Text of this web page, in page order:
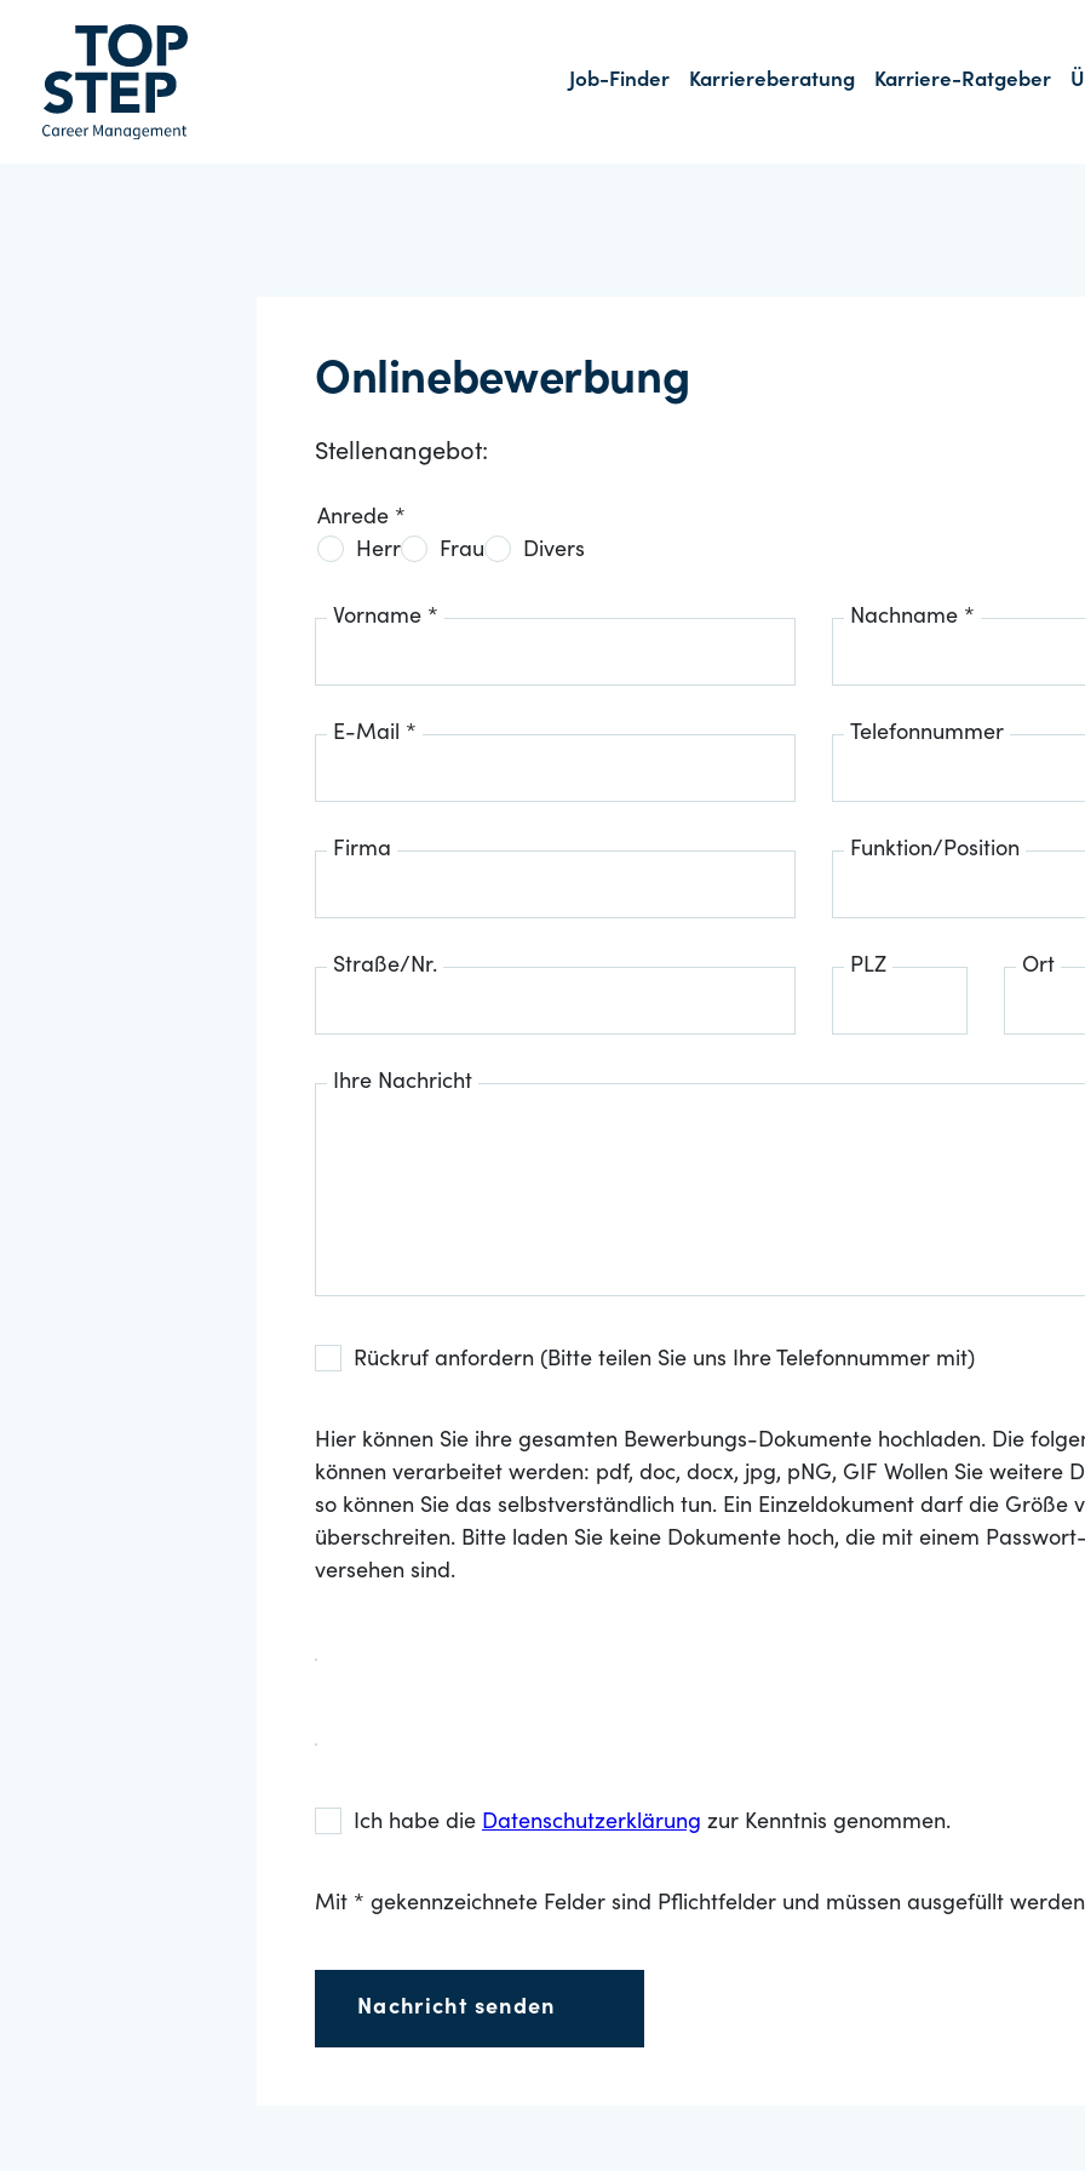
Job-Finder Karriereberatung Karriere-Ratgeber
Onlinebewerbung
Stellenangebot:
Anrede *
Herr
Frau Divers
Vorname * Nachname *
E-Mail * Telefonnummer
Firma Funktion/Position
Straße/Nr. PLZ Ort
Ihre Nachricht
Rückruf anfordern (Bitte teilen Sie uns Ihre Telefonnummer mit)
Hier können Sie ihre gesamten Bewerbungs-Dokumente hochladen. Die
können verarbeitet werden: pdf, doc, docx, jpg, pNG, GIF Wollen Sie weitere
so können Sie das selbstverständlich tun. Ein Einzeldokument darf die Größe
überschreiten. Bitte laden Sie keine Dokumente hoch, die mit einem
versehen sind.
Ich habe die Datenschutzerklärung zur Kenntnis genommen.
Mit * gekennzeichnete Felder sind Pflichtfelder und müssen ausgefüllt
Nachricht senden